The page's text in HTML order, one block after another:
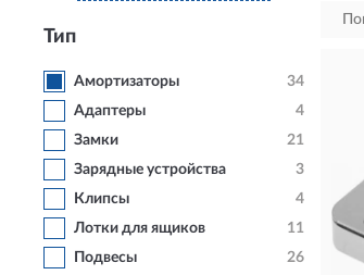
Тип
Амортизаторы
34
Адаптеры
4
Замки
21
Зарядные устройства
3
Клипсы
4
Лотки для ящиков
11
Подвесы
26